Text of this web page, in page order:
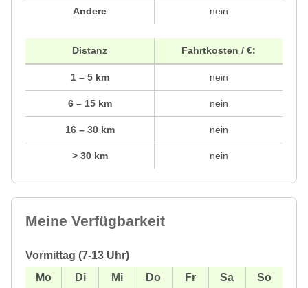
Andere nein
Distanz
1 – 5 km
6 – 15 km
16 – 30 km
> 30 km
Fahrtkosten / €:
nein
nein
nein
nein
Meine Verfügbarkeit
Vormittag (7-13 Uhr)